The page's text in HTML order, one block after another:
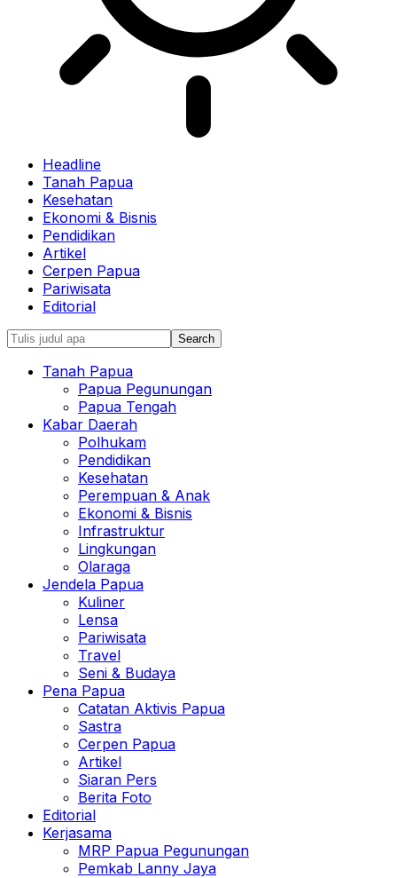
Headline
Tanah Papua
Kesehatan
Ekonomi & Bisnis
Pendidikan
Artikel
Cerpen Papua
Pariwisata
Editorial
Tanah Papua
Papua Pegunungan
Papua Tengah
Kabar Daerah
Polhukam
Pendidikan
Kesehatan
Perempuan & Anak
Ekonomi & Bisnis
Infrastruktur
Lingkungan
Olaraga
Jendela Papua
Kuliner
Lensa
Pariwisata
Travel
Seni & Budaya
Pena Papua
Catatan Aktivis Papua
Sastra
Cerpen Papua
Artikel
Siaran Pers
Berita Foto
Editorial
Kerjasama
MRP Papua Pegunungan
Pemkab Lanny Jaya